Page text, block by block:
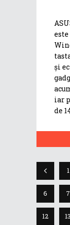
și
iar
de
1
6 7
12 13